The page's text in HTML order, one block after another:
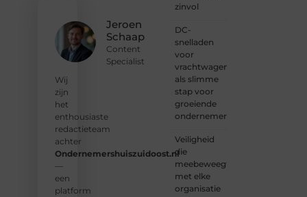
Jeroen
Schaap
Content
Specialist
Wij
zijn
het
enthousiaste
redactieteam
achter
Ondernemershuiszuidoost.nl
—
een
platform
zinvol
DC-
snelladen
voor
vrachtwagens
als slimme
stap voor
groeiende
ondernemers
Veiligheid
die
meebeweegt
met elke
organisatie